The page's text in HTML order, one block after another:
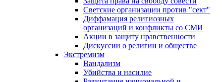
Светские организации против "сект"
Диффамация религиозных
организаций и конфликты со СМИ
Акции в защиту нравственности
Дискуссии о религии и обществе
Экстремизм
Вандализм
Убийства и насилие